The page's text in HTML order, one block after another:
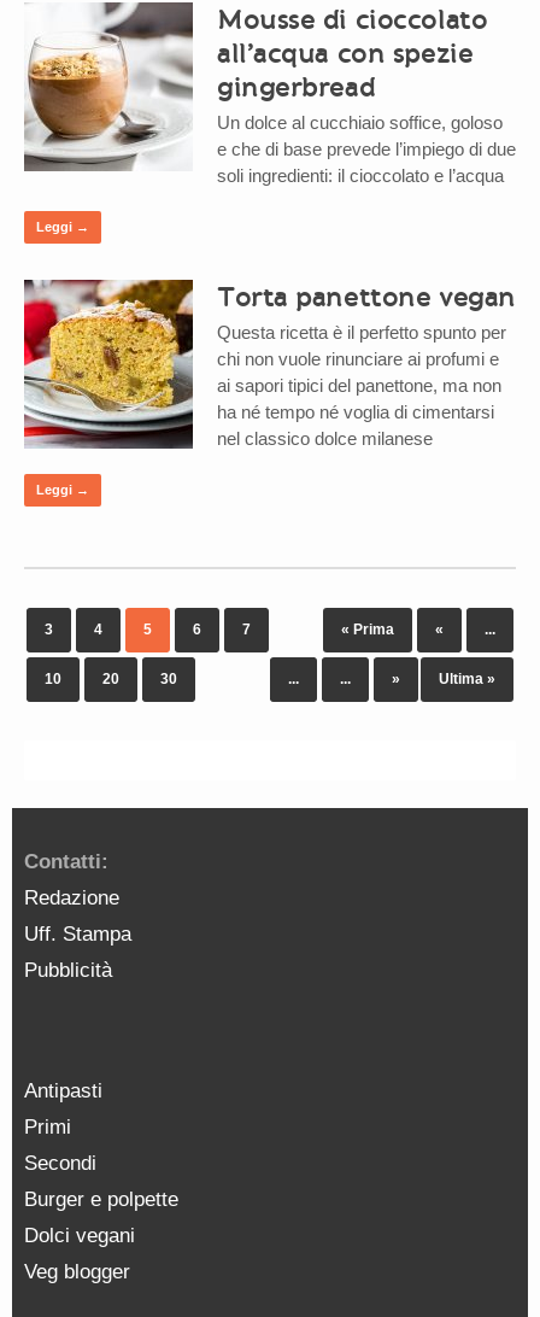
Mousse di cioccolato
all’acqua con spezie
gingerbread
Un dolce al cucchiaio soffice, goloso
e che di base prevede l’impiego di due
soli ingredienti: il cioccolato e l’acqua
Leggi →
Torta panettone vegan
Questa ricetta è il perfetto spunto per
chi non vuole rinunciare ai profumi e
ai sapori tipici del panettone, ma non
ha né tempo né voglia di cimentarsi
nel classico dolce milanese
Leggi →
« Prima « ...
3 4 5 6 7
...
10 20 30 ... » Ultima »
Contatti:
Redazione
Uff. Stampa
Pubblicità
Antipasti
Primi
Secondi
Burger e polpette
Dolci vegani
Veg blogger